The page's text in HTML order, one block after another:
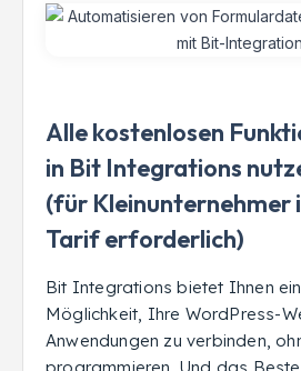
Alle kostenlosen
in Bit Integrations
(für Kleinunternehmer
Tarif erforderlich)
Bit Integrations bietet Ihnen
Möglichkeit, Ihre WordPress-
Anwendungen zu verbinden,